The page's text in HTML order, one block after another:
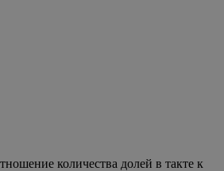
количества долей в такте к